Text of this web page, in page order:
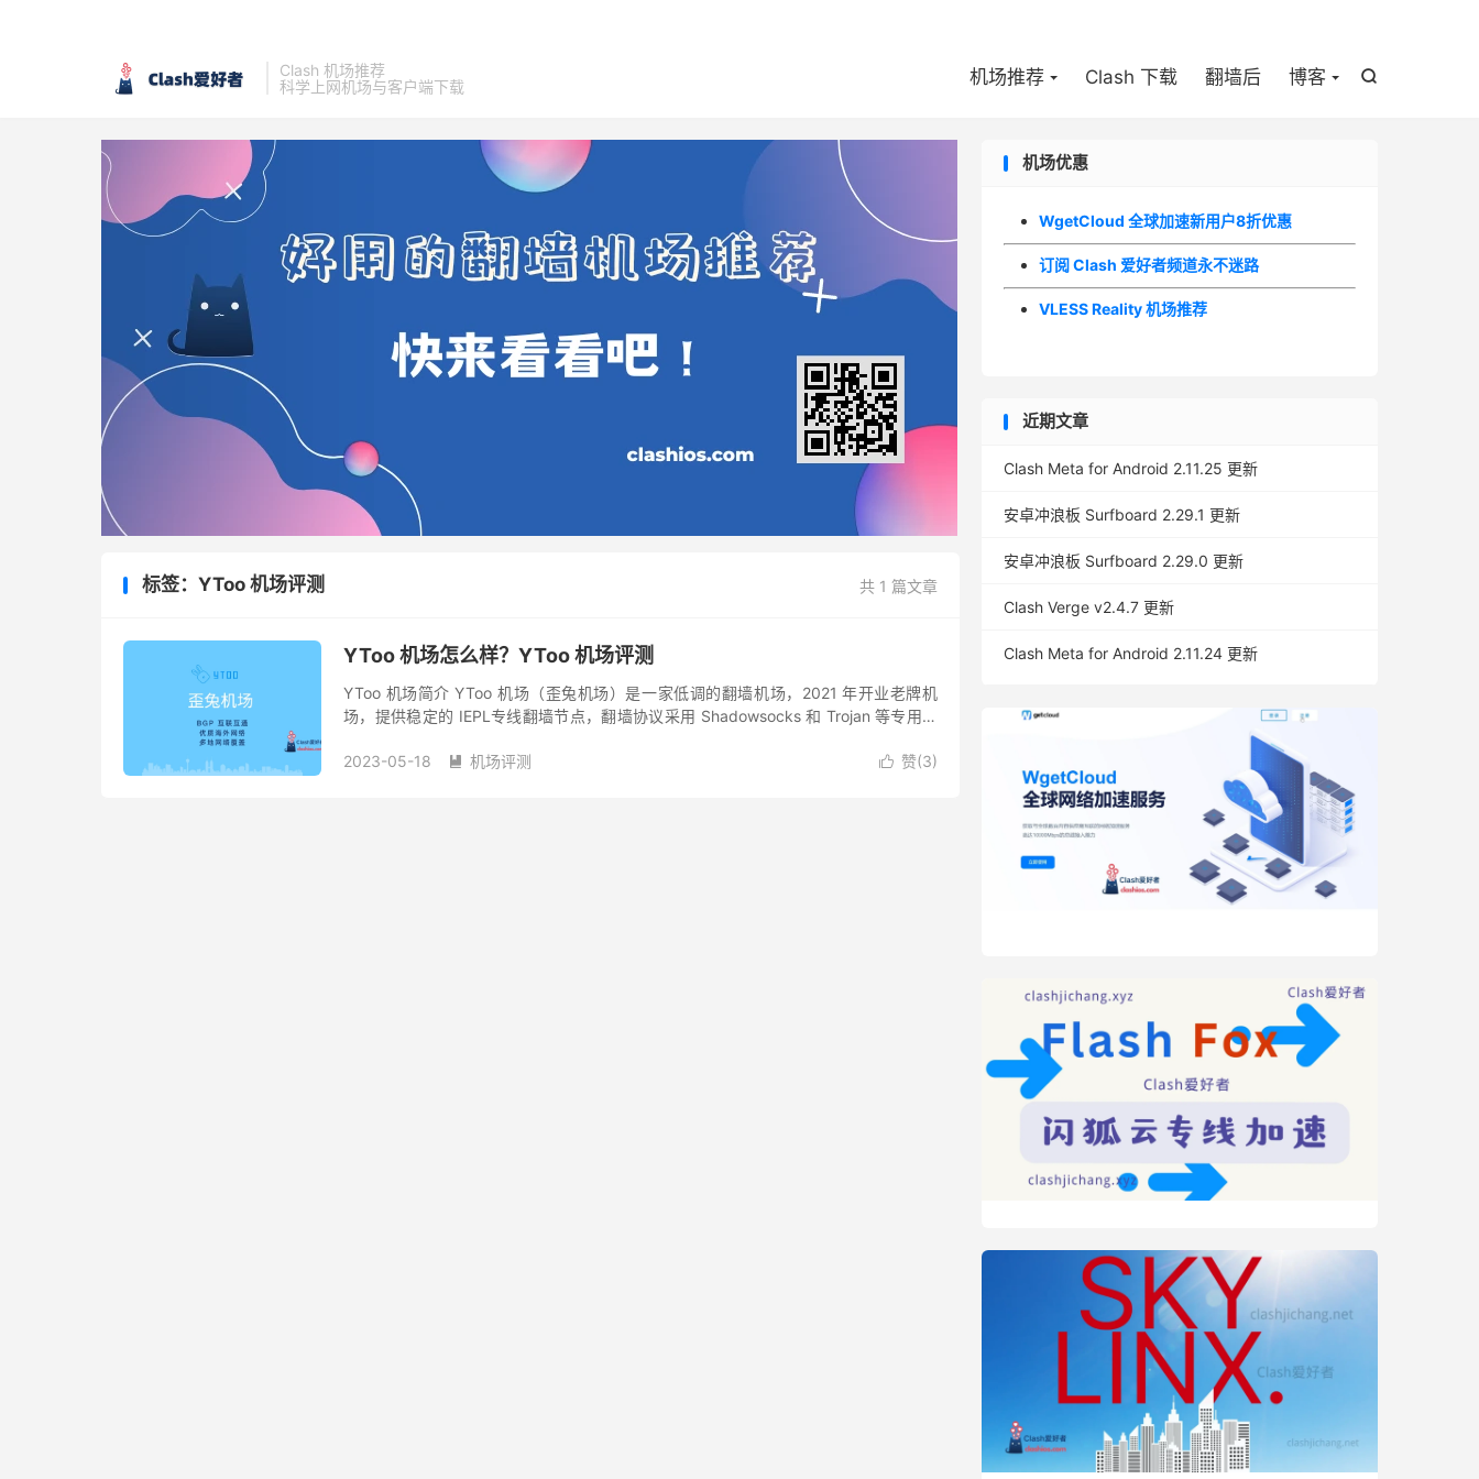
Clash 机场推荐
科学上网机场与客户端下载

机场推荐 Clash 下载 翻墙后 博客
共 1 篇文章
标签：YToo 机场评测
YToo 机场怎么样？YToo 机场评测
YToo 机场简介 YToo 机场（歪兔机场）是一家低调的翻墙机场，2021 年开业老牌机
场，提供稳定的 IEPL专线翻墙节点，翻墙协议采用 Shadowsocks 和 Trojan 等专用协
 赞(3)
2023-05-18  机场评测
机场优惠
WgetCloud 全球加速新用户8折优惠
订阅 Clash 爱好者频道永不迷路
VLESS Reality 机场推荐
近期文章
Clash Meta for Android 2.11.25 更新
安卓冲浪板 Surfboard 2.29.1 更新
安卓冲浪板 Surfboard 2.29.0 更新
Clash Verge v2.4.7 更新
Clash Meta for Android 2.11.24 更新